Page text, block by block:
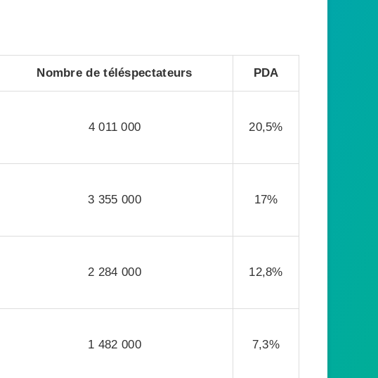
Nombre de téléspectateurs PDA
4 011 000 20,5%
3 355 000 17%
2 284 000 12,8%
1 482 000 7,3%